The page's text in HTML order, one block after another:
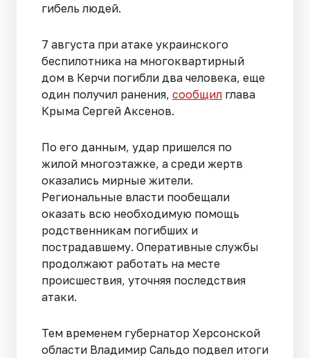
гибель людей.
7 августа при атаке украинского
беспилотника на многоквартирный
дом в Керчи погибли два человека, еще
один получил ранения, сообщил глава
Крыма Сергей Аксенов.
По его данным, удар пришелся по
жилой многоэтажке, а среди жертв
оказались мирные жители.
Региональные власти пообещали
оказать всю необходимую помощь
родственникам погибших и
пострадавшему. Оперативные службы
продолжают работать на месте
происшествия, уточняя последствия
атаки.
Тем временем губернатор Херсонской
области Владимир Сальдо подвел итоги